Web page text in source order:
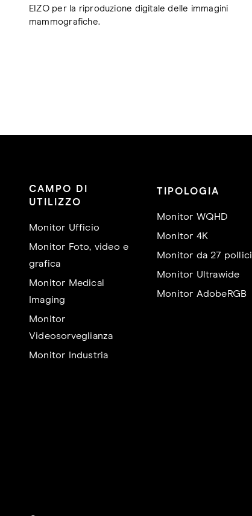
EIZO per la riproduzione digitale delle immagini
mammografiche.
CAMPO DI
UTILIZZO
Monitor Ufficio
Monitor Foto, video e
grafica
Monitor Medical
Imaging
Monitor
Videosorveglianza
Monitor Industria
TIPOLOGIA
Monitor WQHD
Monitor 4K
Monitor da 27 pollici
Monitor Ultrawide
Monitor AdobeRGB